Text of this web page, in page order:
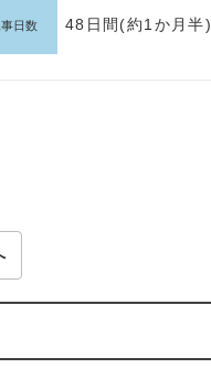
事日数 48日間(約1か月半)